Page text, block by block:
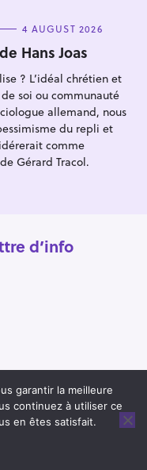
4 AUGUST 2026
Hans Joas
? L’idéal chrétien et
soi ou communauté
allemand, nous
du repli et
comme
Gérard Tracol.
d’info
garantir la meilleure
continuez à utiliser ce
en êtes satisfait.